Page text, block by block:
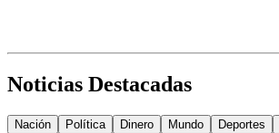
Noticias Destacadas
Nación Política Dinero Mundo Deportes